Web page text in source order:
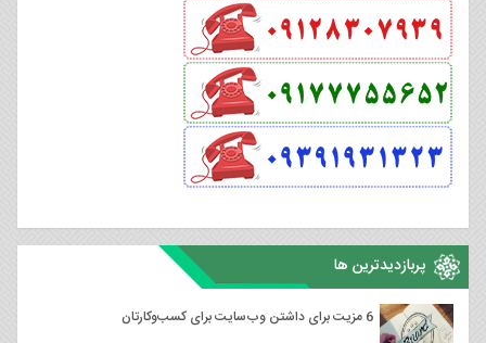
پربازدیدترین ها
6 مزیت برای داشتن وب‌سایت برای کسب‌وکارتان